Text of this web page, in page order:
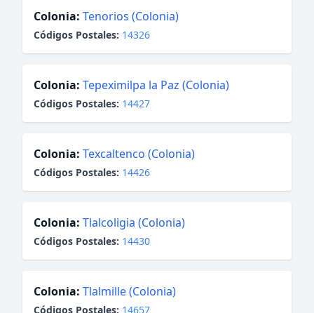
Colonia: Tenorios (Colonia)
Códigos Postales: 14326
Colonia: Tepeximilpa la Paz (Colonia)
Códigos Postales: 14427
Colonia: Texcaltenco (Colonia)
Códigos Postales: 14426
Colonia: Tlalcoligia (Colonia)
Códigos Postales: 14430
Colonia: Tlalmille (Colonia)
Códigos Postales: 14657